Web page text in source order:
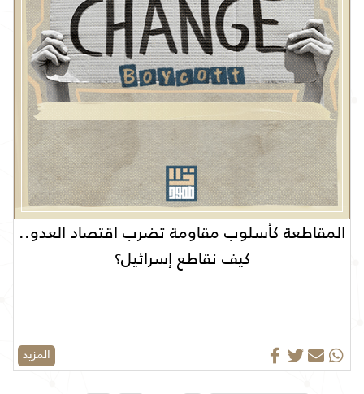
المقاطعة كأسلوب مقاومة تضرب اقتصاد العدو..
كيف نقاطع إسرائيل؟
المزيد